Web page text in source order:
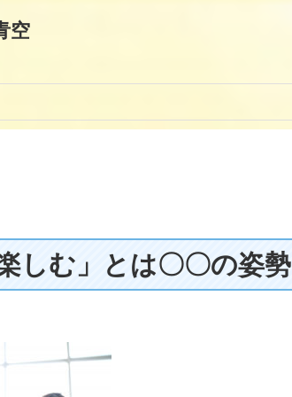
空
楽しむ」とは〇〇の姿勢